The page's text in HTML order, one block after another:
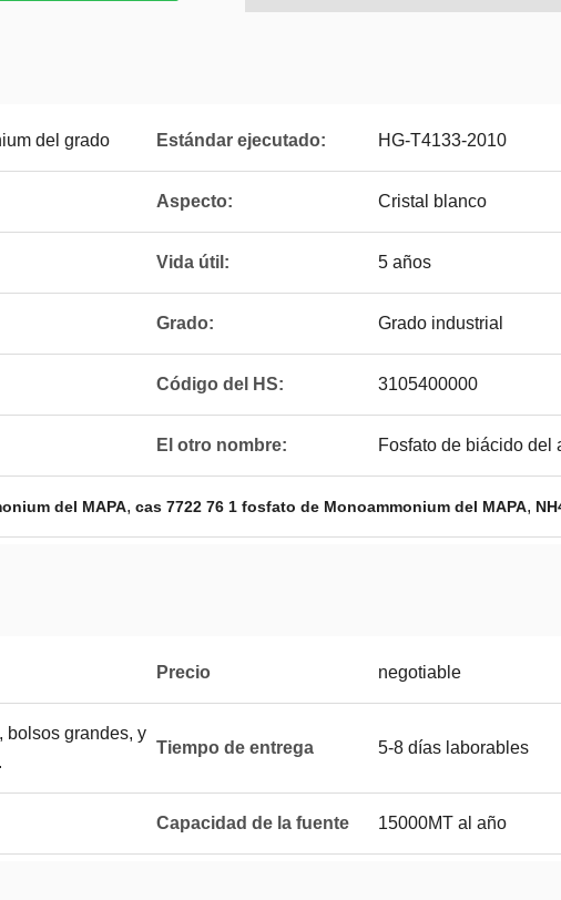
del grado Estándar ejecutado: HG-T4133-2010
Aspecto: Cristal blanco
Vida útil: 5 años
Grado: Grado industrial
Código del HS: 3105400000
El otro nombre: Fosfato de biácido del
del MAPA, cas 7722 76 1 fosfato de Monoammonium del MAPA,
Precio negotiable
bolsos grandes, y
Tiempo de entrega 5-8 días laborables
Capacidad de la fuente 15000MT al año